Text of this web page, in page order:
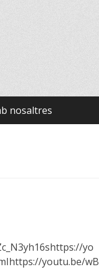
nosaltres
yo
youtu.be/wB